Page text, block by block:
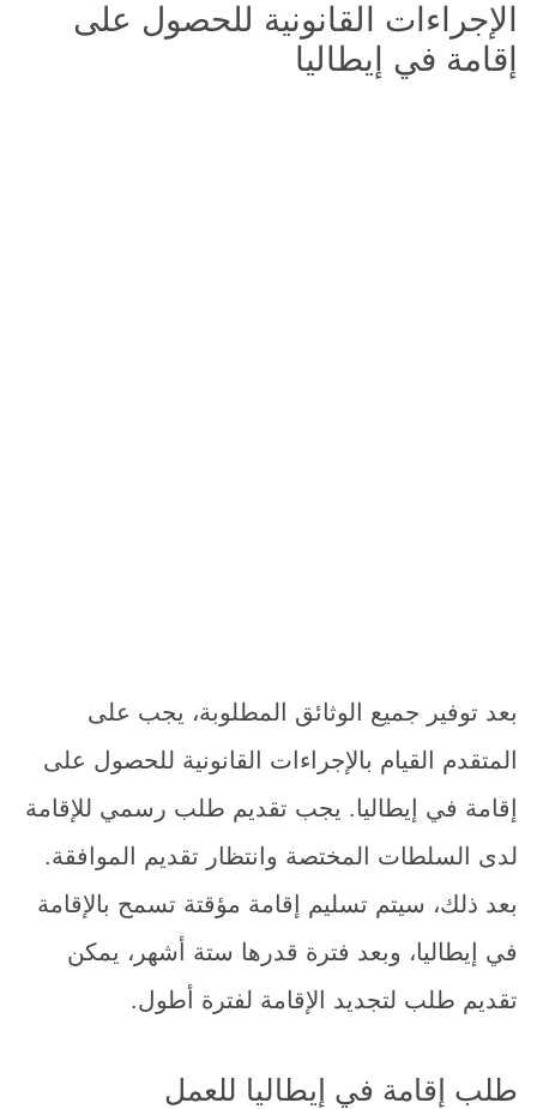
الإجراءات القانونية للحصول على
إقامة في إيطاليا
بعد توفير جميع الوثائق المطلوبة، يجب على
المتقدم القيام بالإجراءات القانونية للحصول على
إقامة في إيطاليا. يجب تقديم طلب رسمي للإقامة
لدى السلطات المختصة وانتظار تقديم الموافقة.
بعد ذلك، سيتم تسليم إقامة مؤقتة تسمح بالإقامة
في إيطاليا، وبعد فترة قدرها ستة أشهر، يمكن
تقديم طلب لتجديد الإقامة لفترة أطول.
طلب إقامة في إيطاليا للعمل